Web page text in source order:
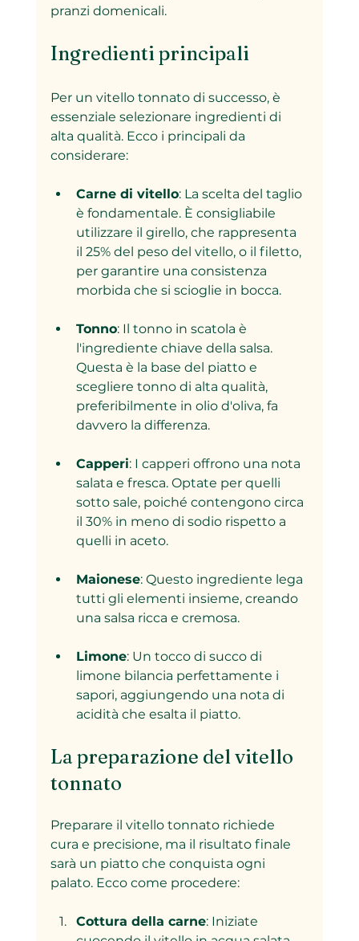
pranzi domenicali.
Ingredienti principali
Per un vitello tonnato di successo, è
essenziale selezionare ingredienti di
alta qualità. Ecco i principali da
considerare:
Carne di vitello: La scelta del taglio
è fondamentale. È consigliabile
utilizzare il girello, che rappresenta
il 25% del peso del vitello, o il filetto,
per garantire una consistenza
morbida che si scioglie in bocca.
Tonno: Il tonno in scatola è
l'ingrediente chiave della salsa.
Questa è la base del piatto e
scegliere tonno di alta qualità,
preferibilmente in olio d'oliva, fa
davvero la differenza.
Capperi: I capperi offrono una nota
salata e fresca. Optate per quelli
sotto sale, poiché contengono circa
il 30% in meno di sodio rispetto a
quelli in aceto.
Maionese: Questo ingrediente lega
tutti gli elementi insieme, creando
una salsa ricca e cremosa.
Limone: Un tocco di succo di
limone bilancia perfettamente i
sapori, aggiungendo una nota di
acidità che esalta il piatto.
La preparazione del vitello
tonnato
Preparare il vitello tonnato richiede
cura e precisione, ma il risultato finale
sarà un piatto che conquista ogni
palato. Ecco come procedere:
Cottura della carne: Iniziate